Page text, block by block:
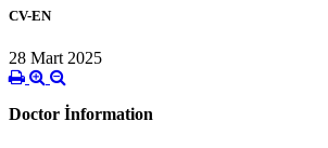
CV-EN
28 Mart 2025
Doctor İnformation